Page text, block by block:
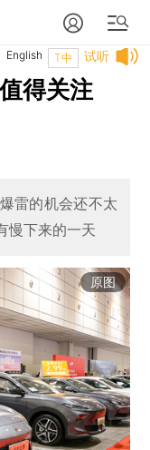
试听
T中
English
得关注
雷的机会还不太
慢下来的一天
原图